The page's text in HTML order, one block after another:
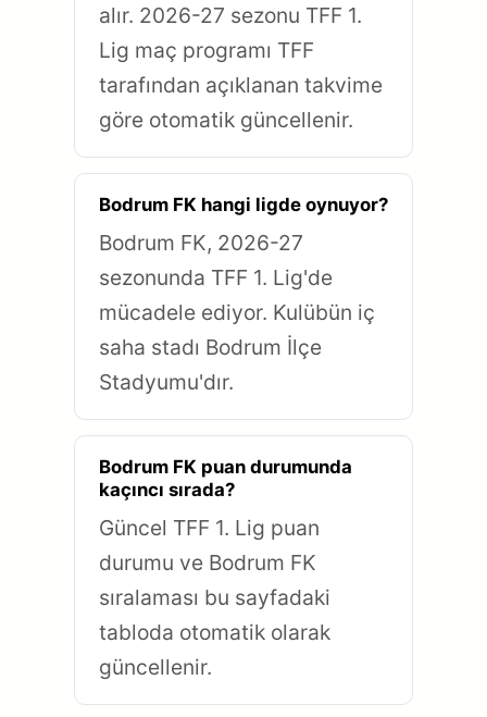
alır. 2026-27 sezonu TFF 1.
Lig maç programı TFF
tarafından açıklanan takvime
göre otomatik güncellenir.
Bodrum FK hangi ligde oynuyor?
Bodrum FK, 2026-27
sezonunda TFF 1. Lig'de
mücadele ediyor. Kulübün iç
saha stadı Bodrum İlçe
Stadyumu'dır.
Bodrum FK puan durumunda
kaçıncı sırada?
Güncel TFF 1. Lig puan
durumu ve Bodrum FK
sıralaması bu sayfadaki
tabloda otomatik olarak
güncellenir.